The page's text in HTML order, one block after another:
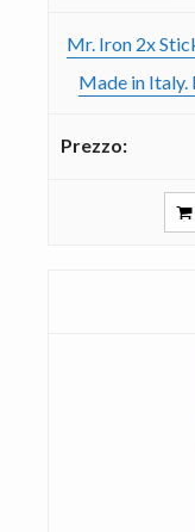
Mr. Iron 2x
Made in Italy.